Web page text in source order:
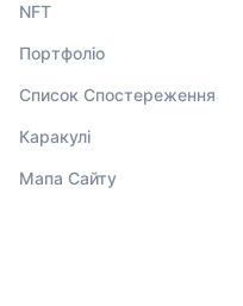
NFT
Портфоліо
Список Спостереження
Каракулі
Мапа Сайту